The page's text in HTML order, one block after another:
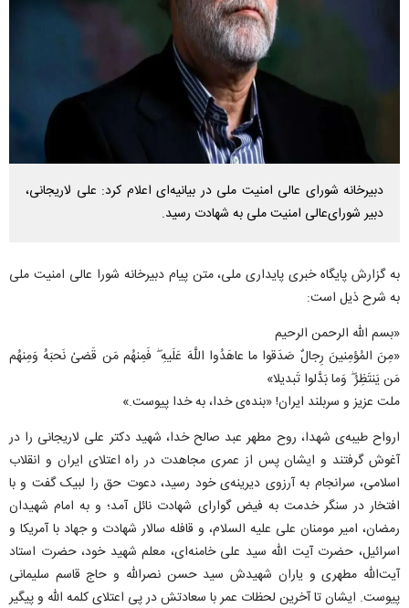
دبیرخانه شورای عالی امنیت ملی در بیانیه‌ای اعلام کرد: علی لاریجانی،
دبیر شورای‌عالی امنیت ملی به شهادت رسید.
به گزارش پایگاه خبری پایداری ملی، متن پیام دبیرخانه شورا عالی امنیت ملی
به شرح ذیل است:
«بسم الله الرحمن الرحیم
«مِنَ المُؤمِنینَ رِجالٌ صَدَقوا ما عاهَدُوا اللَّهَ عَلَیهِ ۖ فَمِنهُم مَن قَضیٰ نَحبَهُ وَمِنهُم
مَن یَنتَظِرُ ۖ وَما بَدَّلوا تَبدیلا»
ملت عزیز و سربلند ایران! «بنده‌ی خدا، به خدا پیوست.»
ارواح طیبه‌ی شهدا، روح مطهر عبد صالح خدا، شهید دکتر علی لاریجانی را در
آغوش گرفتند و ایشان پس از عمری مجاهدت در راه اعتلای ایران و انقلاب
اسلامی، سرانجام به آرزوی دیرینه‌ی خود رسید، دعوت حق را لبیک گفت و با
افتخار در سنگر خدمت به فیض گوارای شهادت نائل آمد؛ و به امام شهیدان
رمضان، امیر مومنان علی علیه السلام، و قافله سالار شهادت و جهاد با آمریکا و
اسرائیل، حضرت آیت الله سید علی خامنه‌ای، معلم شهید خود، حضرت استاد
آیت‌الله مطهری و یاران شهیدش سید حسن نصرالله و حاج قاسم سلیمانی
پیوست. ایشان تا آخرین لحظات عمر با سعادتش در پی اعتلای کلمه الله و پیگیر